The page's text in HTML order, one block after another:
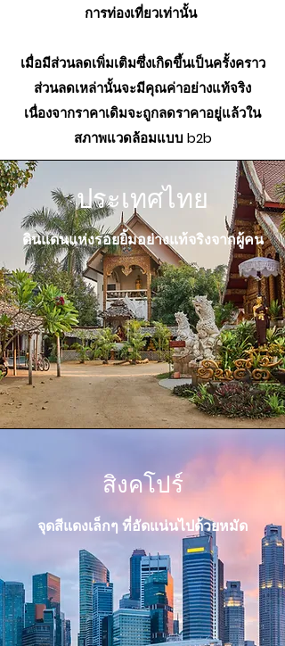
การท่องเที่ยวเท่านั้น
เมื่อมีส่วนลดเพิ่มเติมซึ่งเกิดขึ้นเป็นครั้งคราว
ส่วนลดเหล่านั้นจะมีคุณค่าอย่างแท้จริง
เนื่องจากราคาเดิมจะถูกลดราคาอยู่แล้วใน
สภาพแวดล้อมแบบ b2b
ประเทศไทย
ดินแดนแห่งรอยยิ้มอย่างแท้จริงจากผู้คน
สิงคโปร์
จุดสีแดงเล็กๆ ที่อัดแน่นไปด้วยหมัด